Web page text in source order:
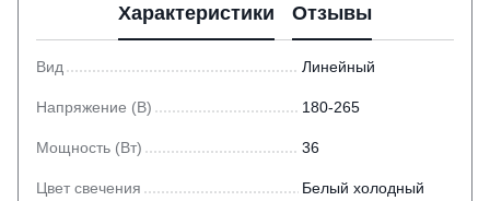
Характеристики Отзывы
Вид Линейный
Напряжение (В) 180-265
Мощность (Вт) 36
Цвет свечения Белый холодный